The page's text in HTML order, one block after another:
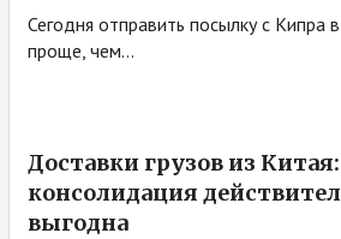
Сегодня отправить посылку с Кипра
проще, чем...
Доставки грузов из
консолидация
выгодна